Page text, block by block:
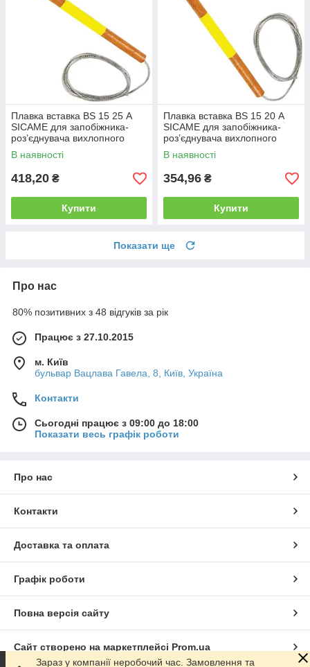
Плавка вставка BS 15 25 А
SICAME для запобіжника-
роз’єднувача вихлопного
типу, нитка запобіжника
В наявності
418,20 ₴
Купити
Плавка вставка BS 15 20 А
SICAME для запобіжника-
роз’єднувача вихлопного
типу, нитка запобіжника
В наявності
354,96 ₴
Купити
Показати ще
Про нас
80% позитивних з 48 відгуків за рік
Працює з 27.10.2015
м. Київ
бульвар Вацлава Гавела, 8, Київ, Україна
Контакти
Сьогодні працює з 09:00 до 18:00
Показати весь графік роботи
Про нас
Контакти
Доставка та оплата
Графік роботи
Повна версія сайту
Сайт створено на маркетплейсі Prom.ua
Зараз у компанії неробочий час. Замовлення та